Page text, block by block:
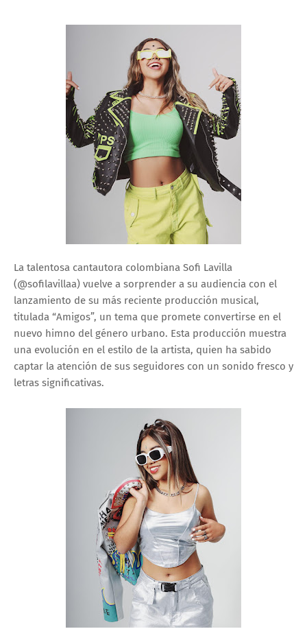
La talentosa cantautora colombiana Sofi Lavilla
(@sofilavillaa) vuelve a sorprender a su audiencia con el
lanzamiento de su más reciente producción musical,
titulada “Amigos”, un tema que promete convertirse en el
nuevo himno del género urbano. Esta producción muestra
una evolución en el estilo de la artista, quien ha sabido
captar la atención de sus seguidores con un sonido fresco y
letras significativas.